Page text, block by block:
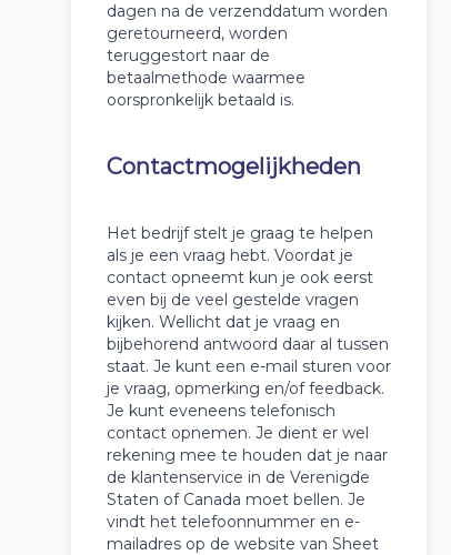
dagen na de verzenddatum worden
geretourneerd, worden
teruggestort naar de
betaalmethode waarmee
oorspronkelijk betaald is.
Contactmogelijkheden
Het bedrijf stelt je graag te helpen
als je een vraag hebt. Voordat je
contact opneemt kun je ook eerst
even bij de veel gestelde vragen
kijken. Wellicht dat je vraag en
bijbehorend antwoord daar al tussen
staat. Je kunt een e-mail sturen voor
je vraag, opmerking en/of feedback.
Je kunt eveneens telefonisch
contact opnemen. Je dient er wel
rekening mee te houden dat je naar
de klantenservice in de Verenigde
Staten of Canada moet bellen. Je
vindt het telefoonnummer en e-
mailadres op de website van Sheet